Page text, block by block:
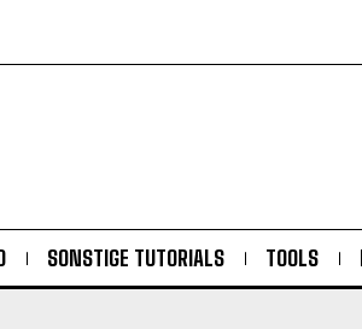
SONSTIGE TUTORIALS TOOLS